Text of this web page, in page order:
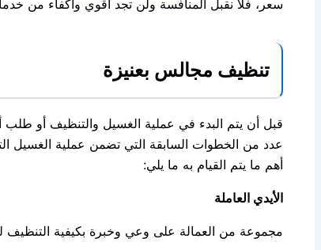
سعر، فلا نقبل المنافسة ولن تجد أقوي وأكفاء من
تنظيف مجالس بعنيزة
قبل أن يتم البدء في عملية الغسيل والتنظيف أو طلب
عدد من الخطوات السابقة التي تضمن عملية الغسيل
أهم ما يتم القيام به ما يلي:
الأيدي العاملة
مجموعة من العمالة على وعي وخبرة بكيفية